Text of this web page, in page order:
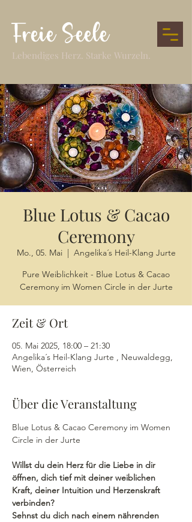
Freie Seele
Lebendiges Herz. Starke Wurzeln.
Blue Lotus & Cacao
Ceremony
Mo., 05. Mai
  |
Angelika´s Heil-Klang Jurte
Pure Weiblichkeit - Blue Lotus & Cacao
Ceremony im Women Circle in der Jurte
Zeit & Ort
05. Mai 2025, 18:00 – 21:30
Angelika´s Heil-Klang Jurte , Neuwaldegg,
Wien, Österreich
Über die Veranstaltung
Blue Lotus & Cacao Ceremony im Women
Circle in der Jurte
Willst du dein Herz für die Liebe in dir
öffnen, dich tief mit deiner weiblichen
Kraft, deiner Intuition und Herzenskraft
verbinden?
Sehnst du dich nach einem nährenden